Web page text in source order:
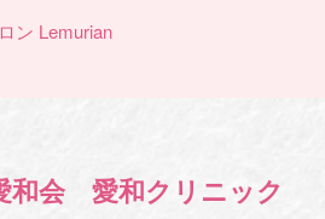
ン Lemurian
和会 愛和クリニック